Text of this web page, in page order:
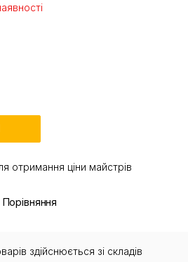
отримання ціни майстрів
Порівняння
здійснюється зі складів